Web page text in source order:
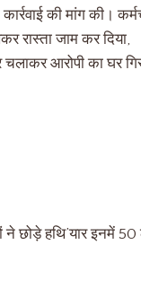
की मांग की।
रास्ता जाम कर दिया,
चलाकर आरोपी का घर
ने छोड़े हथि’यार इनमें